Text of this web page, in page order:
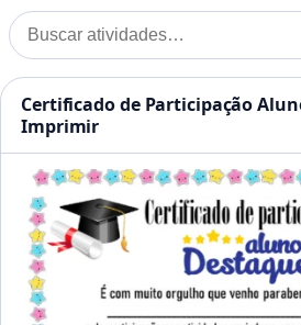
Pular para o conteúdo
Buscar por:
Início»Aluno
Atividades
Certificado de Participação
Imprimir